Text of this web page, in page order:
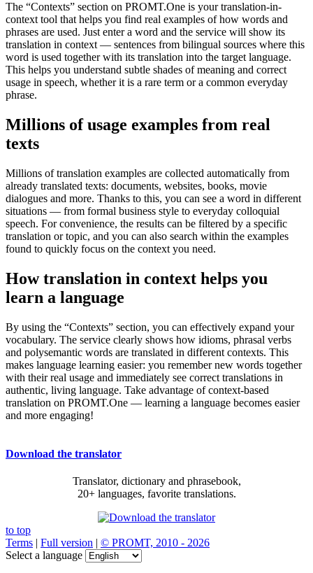
The “Contexts” section on PROMT.One is your translation-in-
context tool that helps you find real examples of how words and
phrases are used. Just enter a word and the service will show its
translation in context — sentences from bilingual sources where this
word is used together with its translation into the target language.
This helps you understand subtle shades of meaning and correct
usage in speech, whether it is a rare term or a common everyday
phrase.
Millions of usage examples from real
texts
Millions of translation examples are collected automatically from
already translated texts: documents, websites, books, movie
dialogues and more. Thanks to this, you can see a word in different
situations — from formal business style to everyday colloquial
speech. For convenience, the results can be filtered by a specific
translation or topic, and you can also search within the examples
found to quickly focus on the context you need.
How translation in context helps you
learn a language
By using the “Contexts” section, you can effectively expand your
vocabulary. The service clearly shows how idioms, phrasal verbs
and polysemantic words are translated in different contexts. This
makes language learning easier: you remember new words together
with their real usage and immediately see correct translations in
authentic, living language. Take advantage of context-based
translation on PROMT.One — learning a language becomes easier
and more engaging!
Download the translator
Translator, dictionary and phrasebook,
20+ languages, favorite translations.
to top
Terms | Full version | © PROMT, 2010 - 2026
Select a language